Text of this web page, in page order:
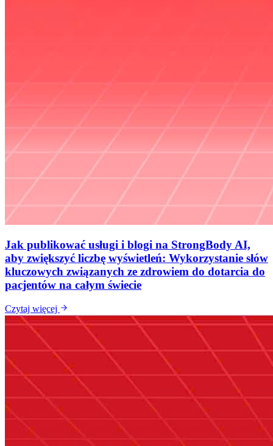
Jak publikować usługi i blogi na StrongBody AI,
aby zwiększyć liczbę wyświetleń: Wykorzystanie słów
kluczowych związanych ze zdrowiem do dotarcia do
pacjentów na całym świecie
Czytaj więcej